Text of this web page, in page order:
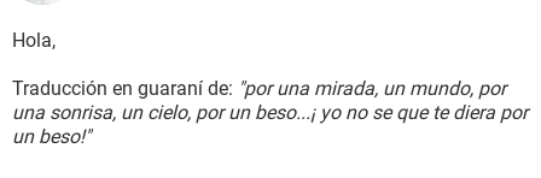
Hola,
Traducción en guaraní de: "por una mirada, un mundo, por
una sonrisa, un cielo, por un beso...¡ yo no se que te diera por
un beso!"